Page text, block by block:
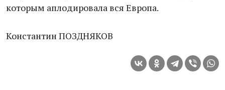
которым аплодировала вся Европа.
Константин ПОЗДНЯКОВ